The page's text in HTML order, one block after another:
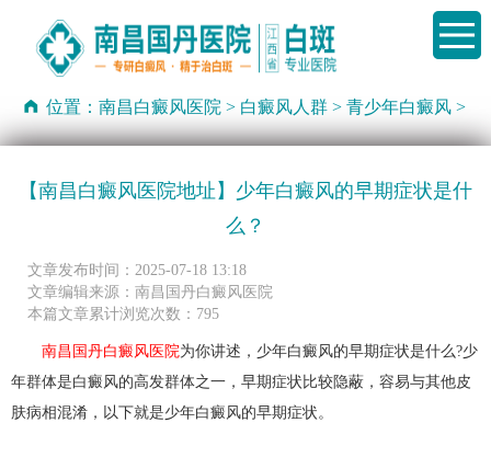
位置：南昌白癜风医院 > 白癜风人群 >青少年白癜风 >
【南昌白癜风医院地址】少年白癜风的早期症状是什
么？
文章发布时间：2025-07-18 13:18
文章编辑来源：南昌国丹白癜风医院
本篇文章累计浏览次数：795
南昌国丹白癜风医院为你讲述，少年白癜风的早期症状是什么?少
年群体是白癜风的高发群体之一，早期症状比较隐蔽，容易与其他皮
肤病相混淆，以下就是少年白癜风的早期症状。